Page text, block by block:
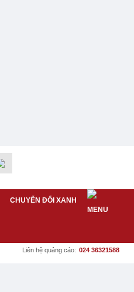
CHUYỂN ĐỔI XANH
Liên hệ quảng cáo: 024 36321588